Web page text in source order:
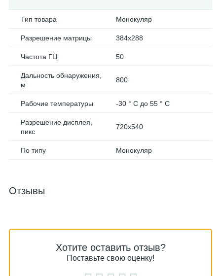
Тип товара Монокуляр
Разрешение матрицы 384x288
Частота ГЦ 50
Дальность обнаружения,
м
800
Рабочие температуры -30 ° C до 55 ° C
Разрешение дисплея,
пикс
720x540
По типу Монокуляр
Отзывы
Хотите оставить отзыв?
Поставьте свою оценку!